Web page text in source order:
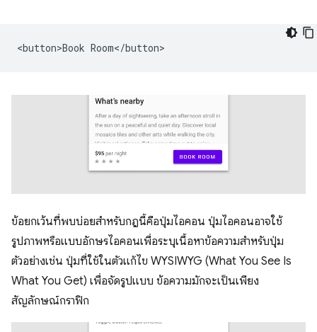
ข้อยกเว้นที่พบบ่อยสำหรับกฎนี้คือปุ่มไอคอน ปุ่มไอคอนอาจใช้
รูปภาพหรือแบบอักษรไอคอนเพื่อระบุเนื้อหาข้อความสำหรับปุ่ม
ตัวอย่างเช่น ปุ่มที่ใช้ในตัวแก้ไข WYSIWYG (What You See Is
What You Get) เพื่อจัดรูปแบบ ข้อความมักจะเป็นเพียง
สัญลักษณ์กราฟิก